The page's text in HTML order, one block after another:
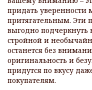
придать уверенности
притягательным. Эти
выгодно подчеркнуть
стройной и
останется без
оригинальность и
придутся по вкусу
покупателям.